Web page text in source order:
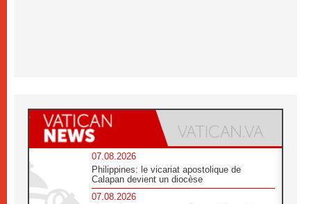
07.08.2026
Philippines: le vicariat apostolique de
Calapan devient un diocèse
07.08.2026